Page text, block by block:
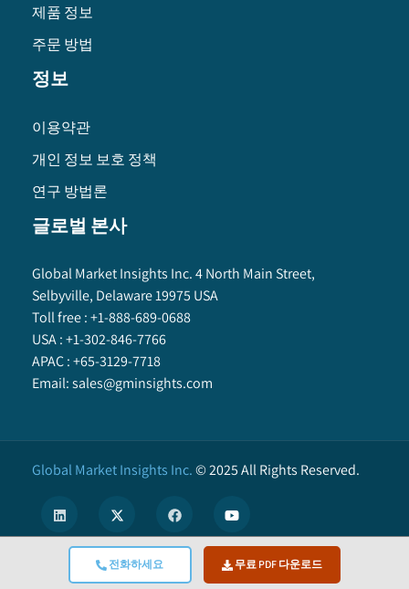
전화하세요 무료 PDF 다운로드
제품 정보
주문 방법
정보
이용약관
개인 정보 보호 정책
연구 방법론
글로벌 본사
Global Market Insights Inc. 4 North Main Street,
Selbyville, Delaware 19975 USA
Toll free :+1-888-689-0688
USA :+1-302-846-7766
APAC :+65-3129-7718
Email:sales@gminsights.com
Global Market Insights Inc.©2025All Rights Reserved.
We use cookies to enhance user experience. ( Privacy Policy